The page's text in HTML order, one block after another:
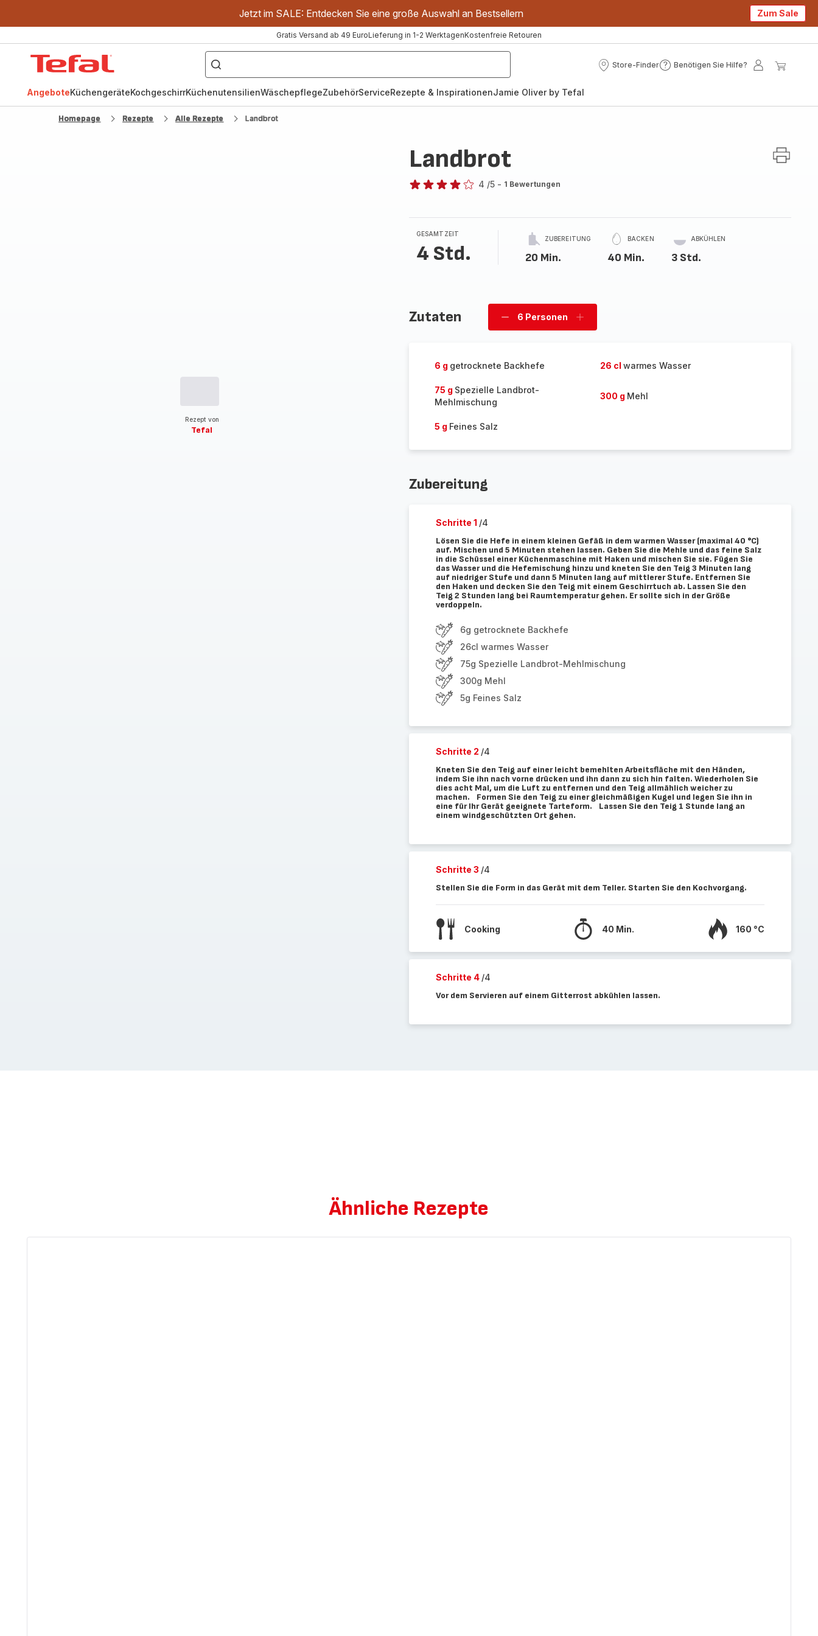
Jetzt im SALE: Entdecken Sie eine große Auswahl an Bestsellern Zum Sale
Gratis Versand ab 49 EuroLieferung in 1-2 WerktagenKostenfreie Retouren
["OptiGrill","Easy
Fry","Pfanne"]
Store-Finder
Store-
Benötigen Sie Hilfe?
Benötigen
Mein
AngeboteKüchengeräteKochgeschirrKüchenutensilienWäschepflegeZubehörServiceRezepte & InspirationenJamie Oliver by Tefal
Homepage Rezepte Alle Rezepte Landbrot
Rezept von
Tefal
Landbrot
4
Sternen
(Durchschnitt)
4 /5 - 1 Bewertungen
GESAMTZEIT
4 Std.
ZUBEREITUNG
20 Min.
BACKEN
40 Min.
ABKÜHLEN
3 Std.
Zutaten
Personen
6 Personen
Personen
6 g getrocknete Backhefe 26 cl warmes Wasser
75 g Spezielle Landbrot-
Mehlmischung
300 g Mehl
5 g Feines Salz
Zubereitung
Schritte 1 /4
Lösen Sie die Hefe in einem kleinen Gefäß in dem warmen Wasser (maximal 40 °C)
auf. Mischen und 5 Minuten stehen lassen. Geben Sie die Mehle und das feine Salz
in die Schüssel einer Küchenmaschine mit Haken und mischen Sie sie. Fügen Sie
das Wasser und die Hefemischung hinzu und kneten Sie den Teig 3 Minuten lang
auf niedriger Stufe und dann 5 Minuten lang auf mittlerer Stufe. Entfernen Sie
den Haken und decken Sie den Teig mit einem Geschirrtuch ab. Lassen Sie den
Teig 2 Stunden lang bei Raumtemperatur gehen. Er sollte sich in der Größe
verdoppeln.
6g getrocknete Backhefe
26cl warmes Wasser
75g Spezielle Landbrot-Mehlmischung
300g Mehl
5g Feines Salz
Schritte 2 /4
Kneten Sie den Teig auf einer leicht bemehlten Arbeitsfläche mit den Händen,
indem Sie ihn nach vorne drücken und ihn dann zu sich hin falten. Wiederholen Sie
dies acht Mal, um die Luft zu entfernen und den Teig allmählich weicher zu
machen. Formen Sie den Teig zu einer gleichmäßigen Kugel und legen Sie ihn in
eine für Ihr Gerät geeignete Tarteform. Lassen Sie den Teig 1 Stunde lang an
einem windgeschützten Ort gehen.
Schritte 3 /4
Stellen Sie die Form in das Gerät mit dem Teller. Starten Sie den Kochvorgang.
Cooking 40 Min. 160 °C
Schritte 4 /4
Vor dem Servieren auf einem Gitterrost abkühlen lassen.
Ähnliche Rezepte